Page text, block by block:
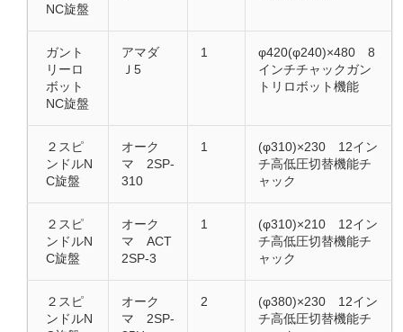
NC旋盤
ガント
リーロ
ボット
NC旋盤
アマダ
Ｊ5
1
φ420(φ240)×480 8
インチチャックガン
トリロボット機能
２スピ
ンドルN
C旋盤
オーク
マ 2SP-
310
1
(φ310)×230 12イン
チ高低圧切替機能チ
ャック
２スピ
ンドルN
C旋盤
オーク
マ ACT
2SP-3
1
(φ310)×210 12イン
チ高低圧切替機能チ
ャック
２スピ
ンドルN
オーク
マ 2SP-
2
(φ380)×230 12イン
チ高低圧切替機能チ